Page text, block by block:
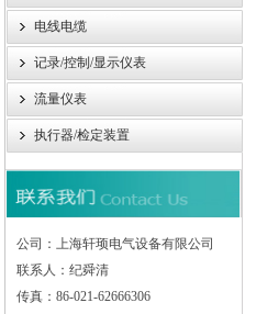
电线电缆
记录/控制/显示仪表
流量仪表
执行器/检定装置
公司：上海轩顼电气设备有限公司
联系人：纪舜清
传真：86-021-62666306